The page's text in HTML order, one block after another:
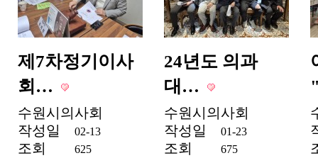
제7차정기이사
회…
수원시의사회
작성일
02-13
조회 625
24년도 의과
대…
수원시의사회
작성일
01-23
조회 675